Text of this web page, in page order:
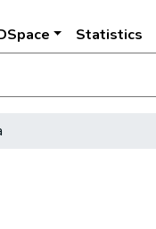
Statistics